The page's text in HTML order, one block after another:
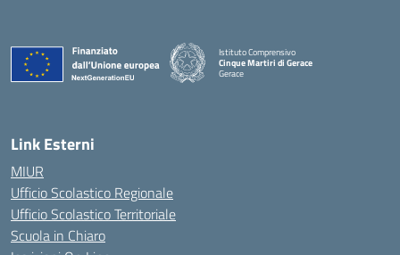
Istituto Comprensivo
Cinque Martiri di Gerace
Gerace
Link Esterni
MIUR
Ufficio Scolastico Regionale
Ufficio Scolastico Territoriale
Scuola in Chiaro